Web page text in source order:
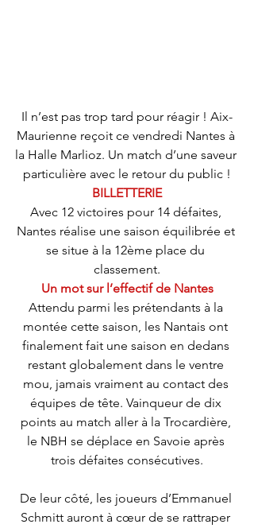
Il n’est pas trop tard pour réagir ! Aix-
Maurienne reçoit ce vendredi Nantes à
la Halle Marlioz. Un match d’une saveur
particulière avec le retour du public !
BILLETTERIE
Avec 12 victoires pour 14 défaites,
Nantes réalise une saison équilibrée et
se situe à la 12ème place du
classement.
Un mot sur l’effectif de Nantes
Attendu parmi les prétendants à la
montée cette saison, les Nantais ont
finalement fait une saison en dedans
restant globalement dans le ventre
mou, jamais vraiment au contact des
équipes de tête. Vainqueur de dix
points au match aller à la Trocardière,
le NBH se déplace en Savoie après
trois défaites consécutives.
De leur côté, les joueurs d’Emmanuel
Schmitt auront à cœur de se rattraper